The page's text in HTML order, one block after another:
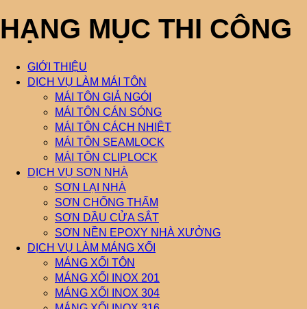
HẠNG MỤC THI CÔNG
GIỚI THIỆU
DỊCH VỤ LÀM MÁI TÔN
MÁI TÔN GIẢ NGÓI
MÁI TÔN CÁN SÓNG
MÁI TÔN CÁCH NHIỆT
MÁI TÔN SEAMLOCK
MÁI TÔN CLIPLOCK
DỊCH VỤ SƠN NHÀ
SƠN LẠI NHÀ
SƠN CHỐNG THẤM
SƠN DẦU CỬA SẮT
SƠN NỀN EPOXY NHÀ XƯỞNG
DỊCH VỤ LÀM MÁNG XỐI
MÁNG XỐI TÔN
MÁNG XỐI INOX 201
MÁNG XỐI INOX 304